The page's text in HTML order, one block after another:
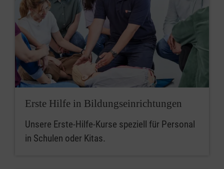
Erste Hilfe in Bildungseinrichtungen
Unsere Erste-Hilfe-Kurse speziell für Personal
in Schulen oder Kitas.